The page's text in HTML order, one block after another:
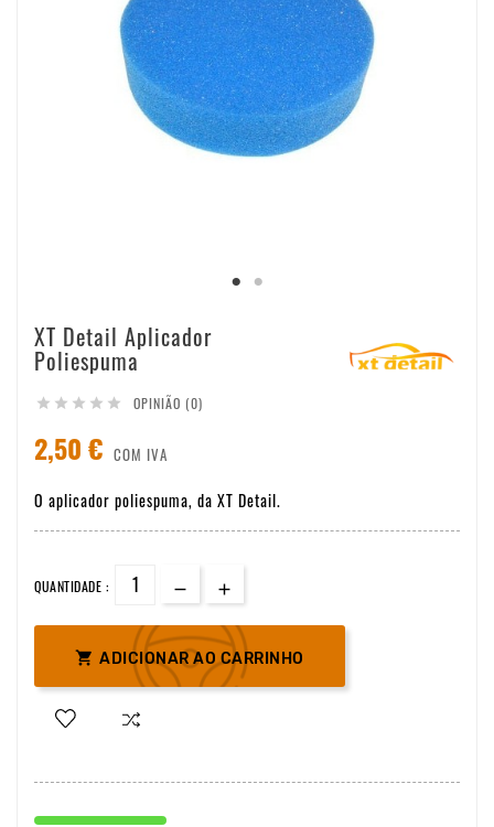
XT Detail Aplicador
Poliespuma
     OPINIÃO (0)
2,50 € COM IVA
O aplicador poliespuma, da XT Detail.
QUANTIDADE :
 ADICIONAR AO CARRINHO